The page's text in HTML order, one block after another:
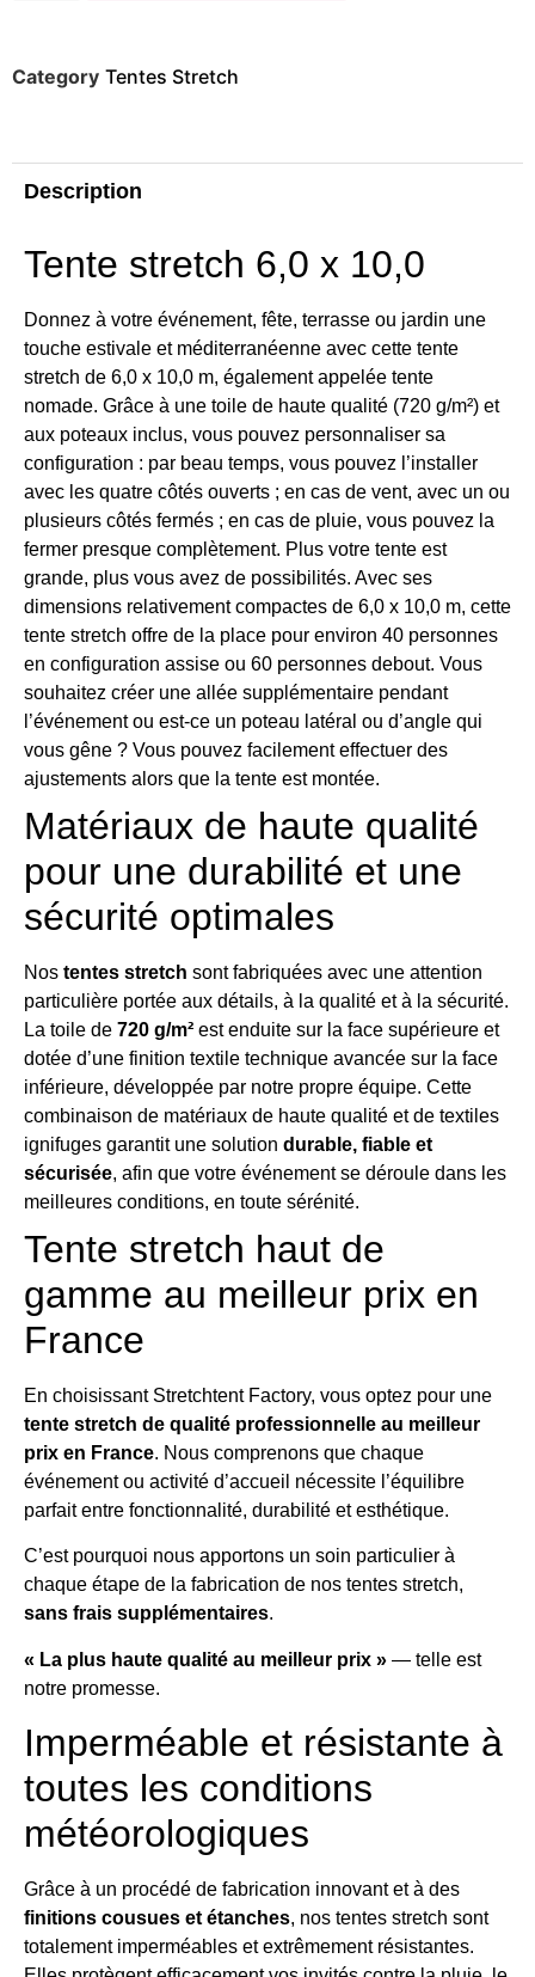
Category Tentes Stretch
Description
Tente stretch 6,0 x 10,0
Donnez à votre événement, fête, terrasse ou jardin une
touche estivale et méditerranéenne avec cette tente
stretch de 6,0 x 10,0 m, également appelée tente
nomade. Grâce à une toile de haute qualité (720 g/m²) et
aux poteaux inclus, vous pouvez personnaliser sa
configuration : par beau temps, vous pouvez l’installer
avec les quatre côtés ouverts ; en cas de vent, avec un ou
plusieurs côtés fermés ; en cas de pluie, vous pouvez la
fermer presque complètement. Plus votre tente est
grande, plus vous avez de possibilités. Avec ses
dimensions relativement compactes de 6,0 x 10,0 m, cette
tente stretch offre de la place pour environ 40 personnes
en configuration assise ou 60 personnes debout. Vous
souhaitez créer une allée supplémentaire pendant
l’événement ou est-ce un poteau latéral ou d’angle qui
vous gêne ? Vous pouvez facilement effectuer des
ajustements alors que la tente est montée.
Matériaux de haute qualité
pour une durabilité et une
sécurité optimales
Nos tentes stretch sont fabriquées avec une attention
particulière portée aux détails, à la qualité et à la sécurité.
La toile de 720 g/m² est enduite sur la face supérieure et
dotée d’une finition textile technique avancée sur la face
inférieure, développée par notre propre équipe. Cette
combinaison de matériaux de haute qualité et de textiles
ignifuges garantit une solution durable, fiable et
sécurisée, afin que votre événement se déroule dans les
meilleures conditions, en toute sérénité.
Tente stretch haut de
gamme au meilleur prix en
France
En choisissant Stretchtent Factory, vous optez pour une
tente stretch de qualité professionnelle au meilleur
prix en France. Nous comprenons que chaque
événement ou activité d’accueil nécessite l’équilibre
parfait entre fonctionnalité, durabilité et esthétique.
C’est pourquoi nous apportons un soin particulier à
chaque étape de la fabrication de nos tentes stretch,
sans frais supplémentaires.
« La plus haute qualité au meilleur prix » — telle est
notre promesse.
Imperméable et résistante à
toutes les conditions
météorologiques
Grâce à un procédé de fabrication innovant et à des
finitions cousues et étanches, nos tentes stretch sont
totalement imperméables et extrêmement résistantes.